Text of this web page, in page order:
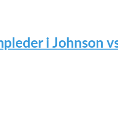
i Johnson